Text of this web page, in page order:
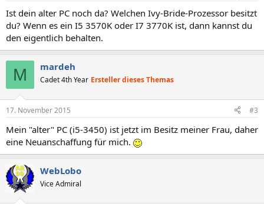
Ist dein alter PC noch da? Welchen Ivy-Bride-Prozessor besitzt
du? Wenn es ein I5 3570K oder I7 3770K ist, dann kannst du
den eigentlich behalten.
M mardeh
Cadet 4th Year Ersteller dieses Themas
17. November 2015 #3
Mein "alter" PC (i5-3450) ist jetzt im Besitz meiner Frau, daher
eine Neuanschaffung für mich.
WebLobo
Vice Admiral